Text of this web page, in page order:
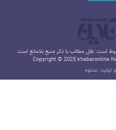
است. نقل مطالب با ذکر منبع بلامانع است.
Copyright © 2025 khabaronline
تولید: نستوه